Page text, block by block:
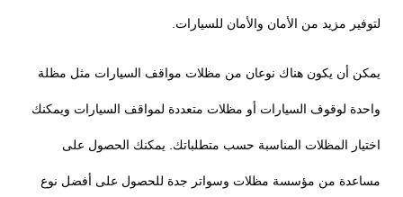
لتوفير مزيد من الأمان والأمان للسيارات.
يمكن أن يكون هناك نوعان من مظلات مواقف السيارات مثل مظلة
واحدة لوقوف السيارات أو مظلات متعددة لمواقف السيارات ويمكنك
اختيار المظلات المناسبة حسب متطلباتك. يمكنك الحصول على
مساعدة من مؤسسة مظلات وسواتر جدة للحصول على أفضل نوع